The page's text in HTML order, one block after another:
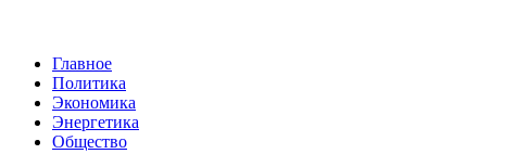
Главное
Политика
Экономика
Энергетика
Общество